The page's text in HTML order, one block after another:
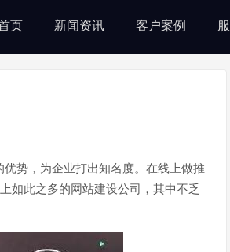
页 新闻资讯 客户案例
势，为企业打出知名度。在线上做推
如此之多的网站建设公司，其中不乏